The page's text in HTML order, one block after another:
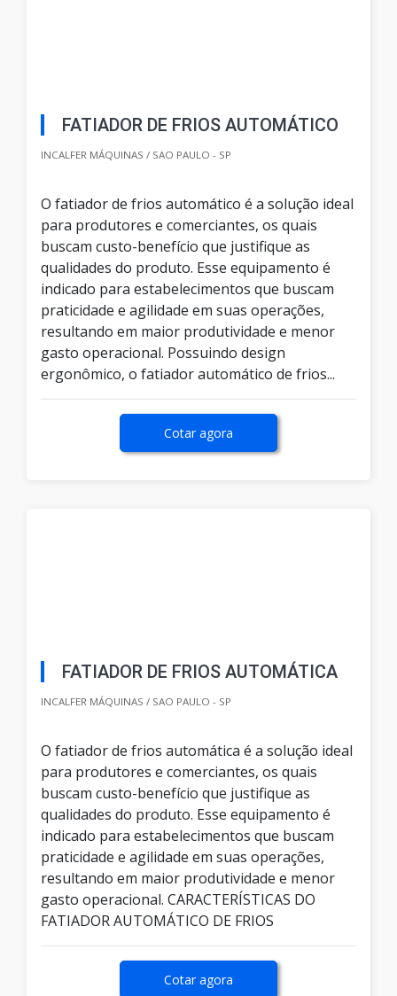
FATIADOR DE FRIOS AUTOMÁTICO
INCALFER MÁQUINAS / SAO PAULO - SP
O fatiador de frios automático é a solução ideal
para produtores e comerciantes, os quais
buscam custo-benefício que justifique as
qualidades do produto. Esse equipamento é
indicado para estabelecimentos que buscam
praticidade e agilidade em suas operações,
resultando em maior produtividade e menor
gasto operacional. Possuindo design
ergonômico, o fatiador automático de frios...
Cotar agora
FATIADOR DE FRIOS AUTOMÁTICA
INCALFER MÁQUINAS / SAO PAULO - SP
O fatiador de frios automática é a solução ideal
para produtores e comerciantes, os quais
buscam custo-benefício que justifique as
qualidades do produto. Esse equipamento é
indicado para estabelecimentos que buscam
praticidade e agilidade em suas operações,
resultando em maior produtividade e menor
gasto operacional. CARACTERÍSTICAS DO
FATIADOR AUTOMÁTICO DE FRIOS
Cotar agora